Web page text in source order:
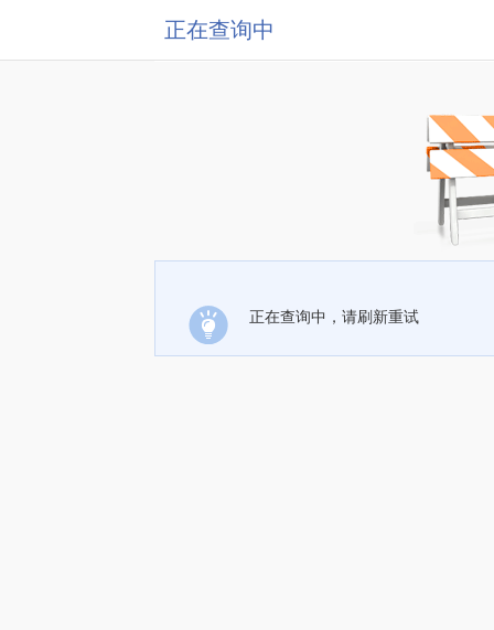
正在查询中
正在查询中，请刷新重试